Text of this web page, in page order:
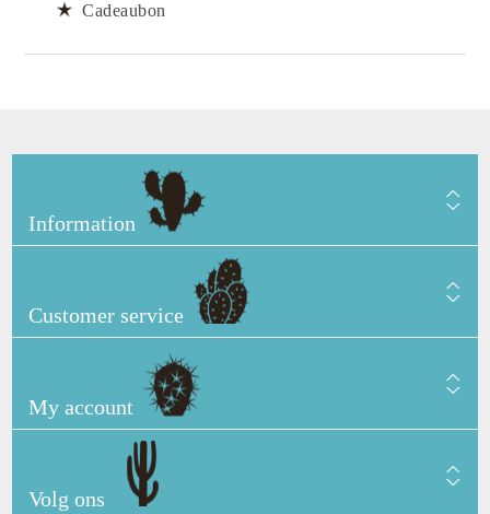
Cadeaubon
Information
Customer service
My account
Volg ons